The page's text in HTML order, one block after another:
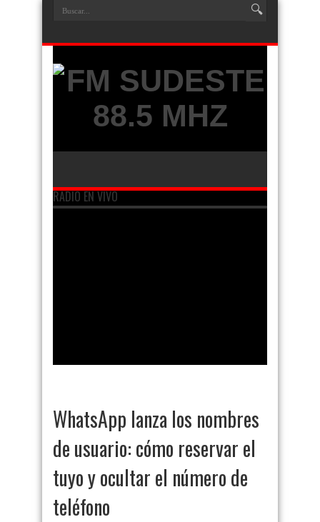
RADIO EN VIVO
WhatsApp lanza los nombres
de usuario: cómo reservar el
tuyo y ocultar el número de
teléfono